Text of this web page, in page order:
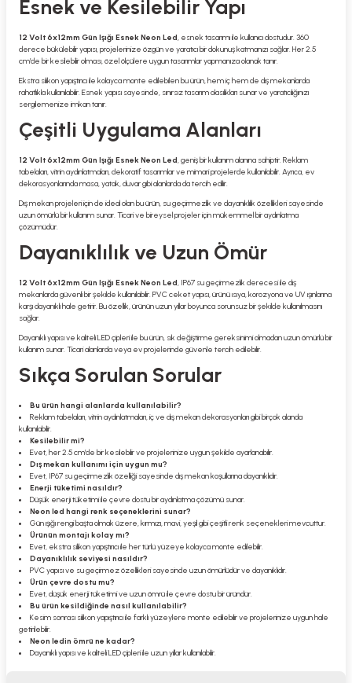
Esnek ve Kesilebilir Yapı
12 Volt 6x12mm Gün Işığı Esnek Neon Led, esnek tasarımı ile kullanıcı dostudur. 360
derece bükülebilir yapısı, projelerinize özgün ve yaratıcı bir dokunuş katmanızı sağlar. Her 2.5
cm’de bir kesilebilir olması, özel ölçülere uygun tasarımlar yapmanıza olanak tanır.
Ekstra silikon yapıştırıcı ile kolayca monte edilebilen bu ürün, hem iç hem de dış mekanlarda
rahatlıkla kullanılabilir. Esnek yapısı sayesinde, sınırsız tasarım olasılıkları sunar ve yaratıcılığınızı
sergilemenize imkan tanır.
Çeşitli Uygulama Alanları
12 Volt 6x12mm Gün Işığı Esnek Neon Led, geniş bir kullanım alanına sahiptir. Reklam
tabelaları, vitrin aydınlatmaları, dekoratif tasarımlar ve mimari projelerde kullanılabilir. Ayrıca, ev
dekorasyonlarında masa, yatak, duvar gibi alanlarda da tercih edilir.
Dış mekan projeleri için de ideal olan bu ürün, su geçirmezlik ve dayanıklılık özellikleri sayesinde
uzun ömürlü bir kullanım sunar. Ticari ve bireysel projeler için mükemmel bir aydınlatma
çözümüdür.
Dayanıklılık ve Uzun Ömür
12 Volt 6x12mm Gün Işığı Esnek Neon Led, IP67 su geçirmezlik derecesi ile dış
mekanlarda güvenli bir şekilde kullanılabilir. PVC ceket yapısı, ürünü ısıya, korozyona ve UV ışınlarına
karşı dayanıklı hale getirir. Bu özellik, ürünün uzun yıllar boyunca sorunsuz bir şekilde kullanılmasını
sağlar.
Dayanıklı yapısı ve kaliteli LED çipleri ile bu ürün, sık değiştirme gereksinimi olmadan uzun ömürlü bir
kullanım sunar. Ticari alanlarda veya ev projelerinde güvenle tercih edilebilir.
Sıkça Sorulan Sorular
Bu ürün hangi alanlarda kullanılabilir?
Reklam tabelaları, vitrin aydınlatmaları, iç ve dış mekan dekorasyonları gibi birçok alanda
kullanılabilir.
Kesilebilir mi?
Evet, her 2.5 cm’de bir kesilebilir ve projelerinize uygun şekilde ayarlanabilir.
Dış mekan kullanımı için uygun mu?
Evet, IP67 su geçirmezlik özelliği sayesinde dış mekan koşullarına dayanıklıdır.
Enerji tüketimi nasıldır?
Düşük enerji tüketimi ile çevre dostu bir aydınlatma çözümü sunar.
Neon led hangi renk seçeneklerini sunar?
Gün ışığı rengi başta olmak üzere, kırmızı, mavi, yeşil gibi çeşitli renk seçenekleri mevcuttur.
Ürünün montajı kolay mı?
Evet, ekstra silikon yapıştırıcı ile her türlü yüzeye kolayca monte edilebilir.
Dayanıklılık seviyesi nasıldır?
PVC yapısı ve su geçirmez özellikleri sayesinde uzun ömürlüdür ve dayanıklıdır.
Ürün çevre dostu mu?
Evet, düşük enerji tüketimi ve uzun ömrü ile çevre dostu bir üründür.
Bu ürün kesildiğinde nasıl kullanılabilir?
Kesim sonrası silikon yapıştırıcı ile farklı yüzeylere monte edilebilir ve projelerinize uygun hale
getirilebilir.
Neon ledin ömrü ne kadar?
Dayanıklı yapısı ve kaliteli LED çipleri ile uzun yıllar kullanılabilir.